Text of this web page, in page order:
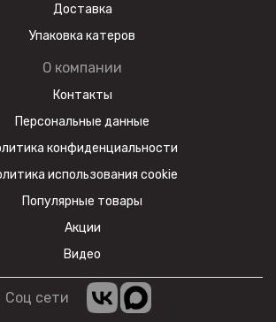
Доставка
Упаковка катеров
О компании
Контакты
Персональные данные
конфиденциальности
использования cookie
Популярные товары
Акции
Видео
Соц сети